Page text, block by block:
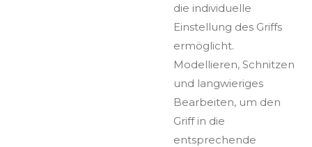
die individuelle
Einstellung des Griffs
ermöglicht.
Modellieren, Schnitzen
und langwieriges
Bearbeiten, um den
Griff in die
entsprechende